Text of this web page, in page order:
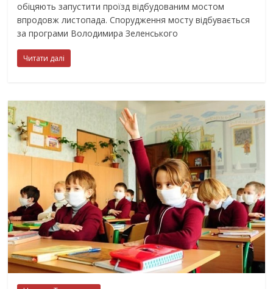
обіцяють запустити проїзд відбудованим мостом
впродовж листопада. Спорудження мосту відбувається
за програми Володимира Зеленського
Читати далі